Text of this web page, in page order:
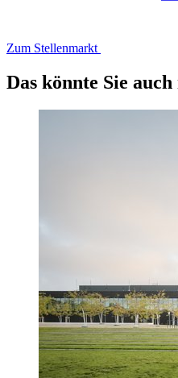
Zum Stellenmarkt
Das könnte Sie